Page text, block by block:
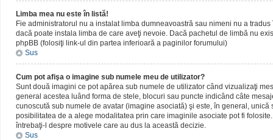
Limba mea nu este în listă!
Fie administratorul nu a instalat limba dumneavoastră sau nimeni nu a
dacă poate instala limba de care aveţi nevoie. Dacă pachetul de limbă nu
phpBB (folosiţi link-ul din partea inferioară a paginilor forumului)
Sus
Cum pot afişa o imagine sub numele meu de utilizator?
Sunt două imagini ce pot apărea sub numele de utilizator când vizualizaţi
general acestea luând forma de stele, blocuri sau puncte indicând câte
cunoscută sub numele de avatar (imagine asociată) şi este, în general,
posibilitatea de a alege modalitatea prin care imaginile asociate pot fi
întrebaţi-l despre motivele care au dus la această decizie.
Sus